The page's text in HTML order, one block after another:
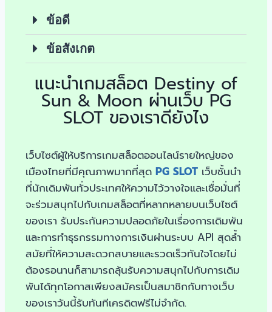
ข้อดี
ข้อสังเกต
แนะนำเกมสล็อต Destiny of
Sun & Moon ผ่านเว็บ PG
SLOT ของเราดียังไง
เว็บไซต์ผู้ให้บริการเกมสล็อตออนไลน์รายใหญ่ของ
เมืองไทยที่มีคุณภาพมากที่สุด PG SLOT เว็บชั้นนำ
ที่นักเดิมพันทั่วประเทศให้ความไว้วางใจและเชื่อมั่นที่
จะร่วมสนุกไปกับเกมสล็อตที่หลากหลายบนเว็บไซต์
ของเรา รับประกันความปลอดภัยในเรื่องการเดิมพัน
และการทำธุรกรรมทางการเงินผ่านระบบ API สุดล้ำ
สมัยที่ให้ความสะดวกสบายและรวดเร็วทันใจโดยไม่
ต้องรอนานก็สามารถลุ้นรับความสนุกไปกับการเดิม
พันได้ทุกโอกาสเพียงสมัครเป็นสมาชิกกับทางเว็บ
ของเราวันนี้รับทันทีเครดิตฟรีไม่จำกัด.